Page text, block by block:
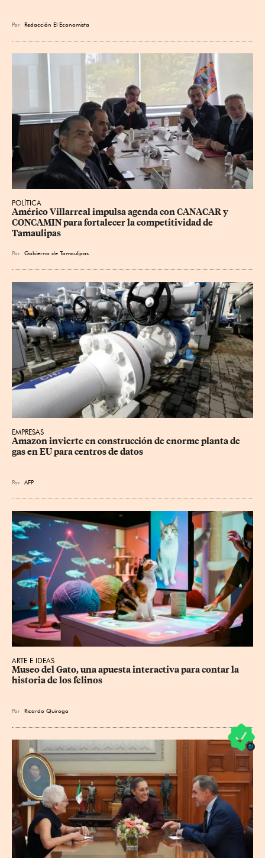
Por Redacción El Economista
POLÍTICA
Américo Villarreal impulsa agenda con CANACAR y
CONCAMIN para fortalecer la competitividad de
Tamaulipas
Por Gobierno de Tamaulipas
EMPRESAS
Amazon invierte en construcción de enorme planta de
gas en EU para centros de datos
Por AFP
ARTE E IDEAS
Museo del Gato, una apuesta interactiva para contar la
historia de los felinos
Por Ricardo Quiroga